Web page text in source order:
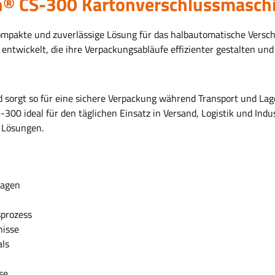
und zuverlässige Lösung für das halbautomatische
die ihre Verpackungsabläufe effizienter gestalten
so für eine sichere Verpackung während Transport und
ideal für den täglichen Einsatz in Versand, Logistik und